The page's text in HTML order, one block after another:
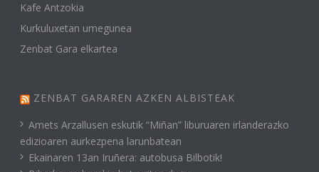
Kafe Antzokia
Kurkuluxetan umegunea
Zenbat Gara elkartea
ZENBAT GARAREN AZKEN ALBISTEAK
Amets Arzallusen eskutik “Miñan” liburuaren irlanderazko
edizioaren aurkezpena larunbatean
Ekainaren 13an Iruñera: autobusa Bilbotik!